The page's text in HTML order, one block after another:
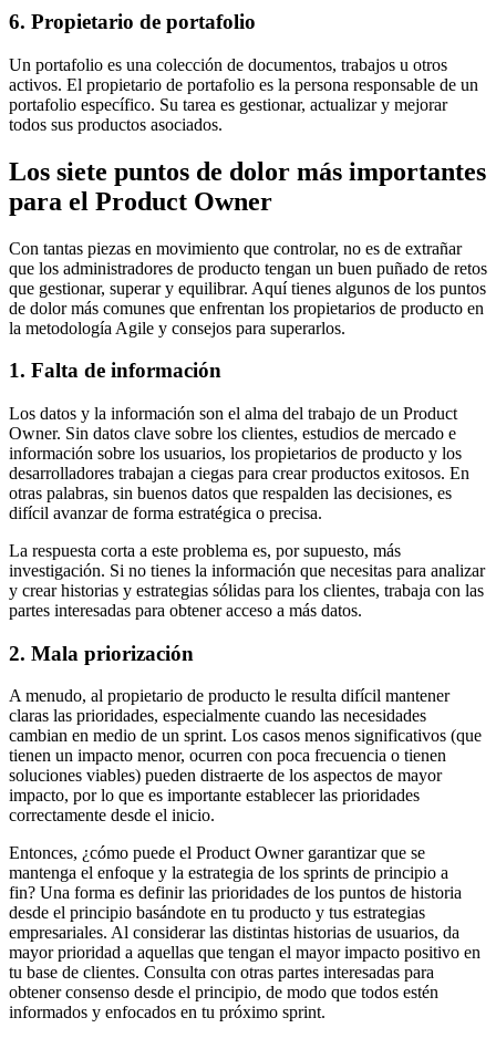
6. Propietario de portafolio
Un portafolio es una colección de documentos, trabajos u otros
activos. El propietario de portafolio es la persona responsable de un
portafolio específico. Su tarea es gestionar, actualizar y mejorar
todos sus productos asociados.
Los siete puntos de dolor más importantes
para el Product Owner
Con tantas piezas en movimiento que controlar, no es de extrañar
que los administradores de producto tengan un buen puñado de retos
que gestionar, superar y equilibrar. Aquí tienes algunos de los puntos
de dolor más comunes que enfrentan los propietarios de producto en
la metodología Agile y consejos para superarlos.
1. Falta de información
Los datos y la información son el alma del trabajo de un Product
Owner. Sin datos clave sobre los clientes, estudios de mercado e
información sobre los usuarios, los propietarios de producto y los
desarrolladores trabajan a ciegas para crear productos exitosos. En
otras palabras, sin buenos datos que respalden las decisiones, es
difícil avanzar de forma estratégica o precisa.
La respuesta corta a este problema es, por supuesto, más
investigación. Si no tienes la información que necesitas para analizar
y crear historias y estrategias sólidas para los clientes, trabaja con las
partes interesadas para obtener acceso a más datos.
2. Mala priorización
A menudo, al propietario de producto le resulta difícil mantener
claras las prioridades, especialmente cuando las necesidades
cambian en medio de un sprint. Los casos menos significativos (que
tienen un impacto menor, ocurren con poca frecuencia o tienen
soluciones viables) pueden distraerte de los aspectos de mayor
impacto, por lo que es importante establecer las prioridades
correctamente desde el inicio.
Entonces, ¿cómo puede el Product Owner garantizar que se
mantenga el enfoque y la estrategia de los sprints de principio a
fin? Una forma es definir las prioridades de los puntos de historia
desde el principio basándote en tu producto y tus estrategias
empresariales. Al considerar las distintas historias de usuarios, da
mayor prioridad a aquellas que tengan el mayor impacto positivo en
tu base de clientes. Consulta con otras partes interesadas para
obtener consenso desde el principio, de modo que todos estén
informados y enfocados en tu próximo sprint.